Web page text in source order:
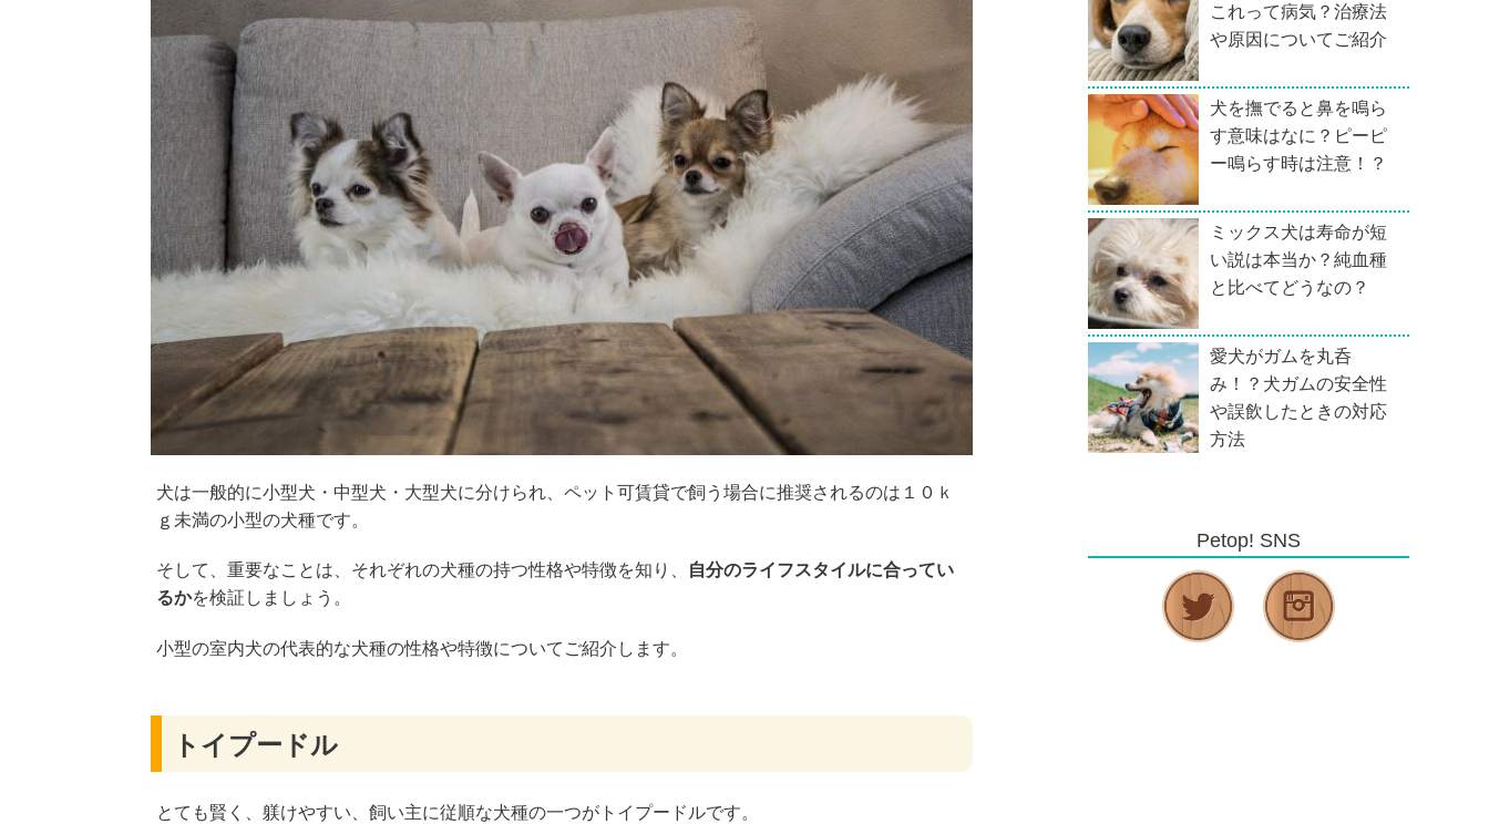
犬は一般的に小型犬・中型犬・大型犬に分けられ、ペット可賃貸で飼う場合に推奨されるのは１０ｋ
ｇ未満の小型の犬種です。
そして、重要なことは、それぞれの犬種の持つ性格や特徴を知り、
自分のライフスタイルに合ってい
るかを検証しましょう。
小型の室内犬の代表的な犬種の性格や特徴についてご紹介します。
トイプードル
とても賢く、躾けやすい、飼い主に従順な犬種の一つがトイプードルです。
これって病気？治療法
や原因についてご紹介
犬を撫でると鼻を鳴ら
す意味はなに？ピーピ
ー鳴らす時は注意！？
ミックス犬は寿命が短
い説は本当か？純血種
と比べてどうなの？
愛犬がガムを丸呑
み！？犬ガムの安全性
や誤飲したときの対応
方法
Petop! SNS